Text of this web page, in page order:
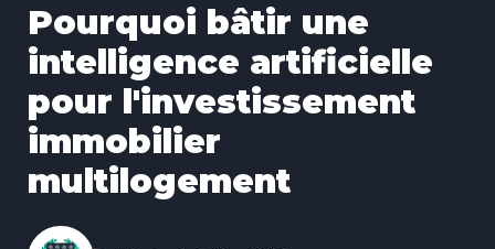
Pourquoi bâtir une
intelligence artificielle
pour l'investissement
immobilier
multilogement